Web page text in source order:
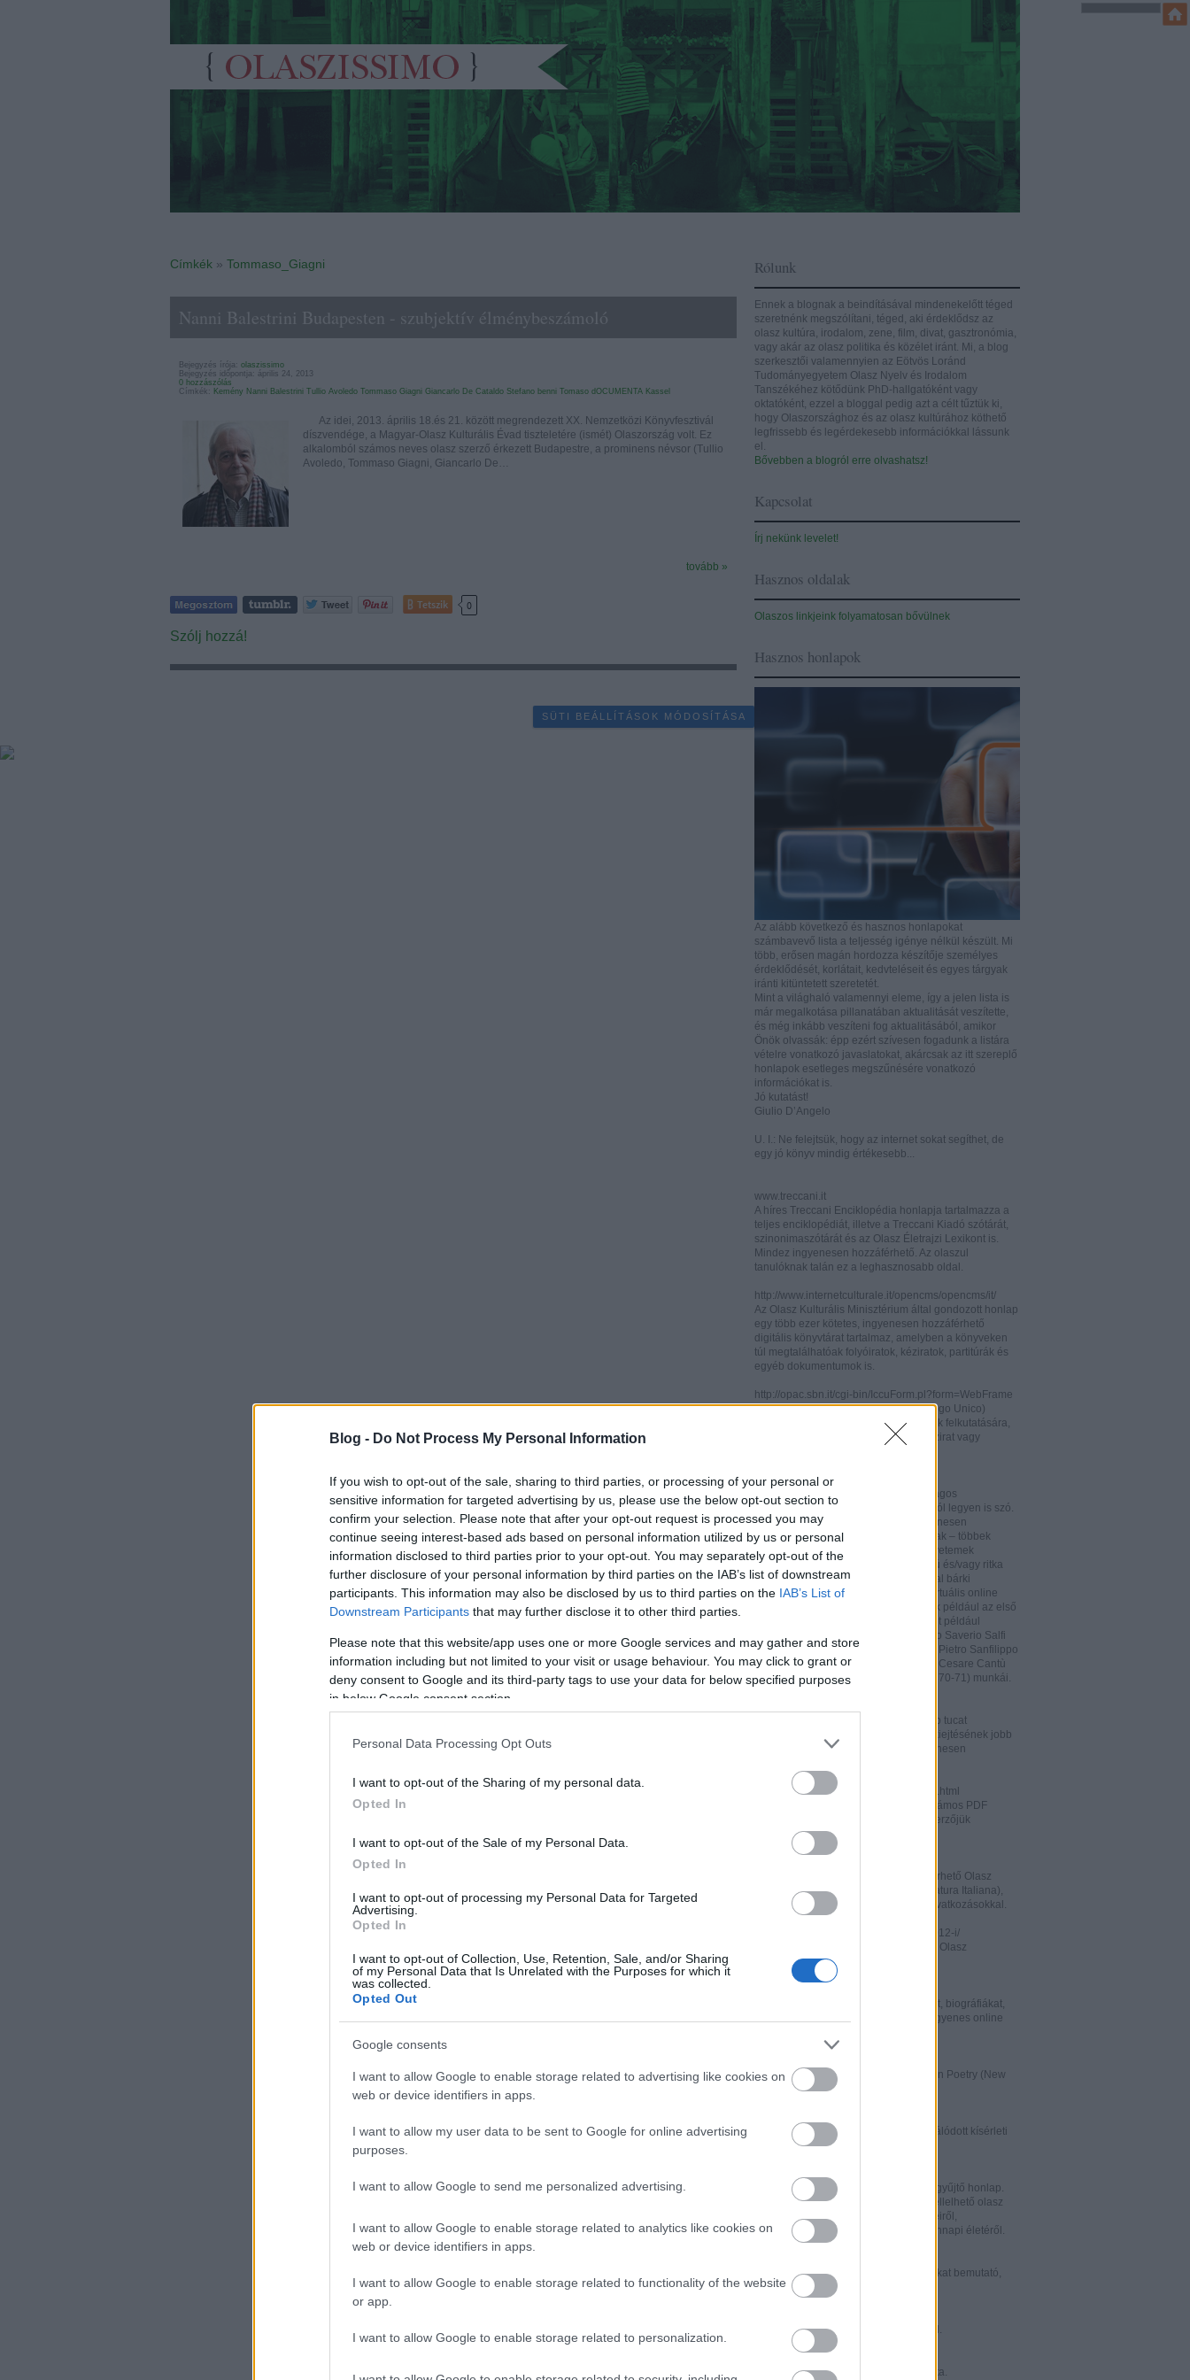
Blog - Do Not Process My Personal Information
If you wish to opt-out of the sale, sharing to third parties, or processing of your personal or
sensitive information for targeted advertising by us, please use the below opt-out section to
confirm your selection. Please note that after your opt-out request is processed you may
continue seeing interest-based ads based on personal information utilized by us or personal
information disclosed to third parties prior to your opt-out. You may separately opt-out of the
further disclosure of your personal information by third parties on the IAB’s list of downstream
participants. This information may also be disclosed by us to third parties on the IAB’s List of
Downstream Participants that may further disclose it to other third parties.
Please note that this website/app uses one or more Google services and may gather and store
information including but not limited to your visit or usage behaviour. You may click to grant or
deny consent to Google and its third-party tags to use your data for below specified purposes
in below Google consent section.
Personal Data Processing Opt Outs
I want to opt-out of the Sharing of my personal data.
Opted In
I want to opt-out of the Sale of my Personal Data.
Opted In
I want to opt-out of processing my Personal Data for Targeted
Advertising.
Opted In
I want to opt-out of Collection, Use, Retention, Sale, and/or Sharing
of my Personal Data that Is Unrelated with the Purposes for which it
was collected.
Opted Out
Google consents
I want to allow Google to enable storage related to advertising like cookies on
web or device identifiers in apps.
I want to allow my user data to be sent to Google for online advertising
purposes.
I want to allow Google to send me personalized advertising.
I want to allow Google to enable storage related to analytics like cookies on
web or device identifiers in apps.
I want to allow Google to enable storage related to functionality of the website
or app.
I want to allow Google to enable storage related to personalization.
Rólunk
Ennek a blognak a beindításával mindenekelőtt téged
szeretnénk megszólítani, téged, aki érdeklődsz az
olasz kultúra, irodalom, zene, film, divat, gasztronómia,
vagy akár az olasz politika és közélet iránt. Mi, a blog
szerkesztői valamennyien az Eötvös Loránd
Tudományegyetem Olasz Nyelv és Irodalom
Tanszékéhez kötődünk PhD-hallgatóként vagy
oktatóként, ezzel a bloggal pedig azt a célt tűztük ki,
hogy Olaszországhoz és az olasz kultúrához köthető
legfrissebb és legérdekesebb információkkal lássunk
el.
Bővebben a blogról erre olvashatsz!
Kapcsolat
Írj nekünk levelet!
Hasznos oldalak
Olaszos linkjeink folyamatosan bővülnek
Hasznos honlapok
Az alább következő és hasznos honlapokat
számbavevő lista a teljesség igénye nélkül készült. Mi
több, erősen magán hordozza készítője személyes
érdeklődését, korlátait, kedvteléseit és egyes tárgyak
iránti kitüntetett szeretetét.
Mint a világhaló valamennyi eleme, így a jelen lista is
már megalkotása pillanatában aktualitását veszítette,
és még inkább veszíteni fog aktualitásából, amikor
Önök olvassák: épp ezért szívesen fogadunk a listára
vételre vonatkozó javaslatokat, akárcsak az itt szereplő
honlapok esetleges megszűnésére vonatkozó
információkat is.
Jó kutatást!
Giulio D’Angelo
U. I.: Ne felejtsük, hogy az internet sokat segíthet, de
egy jó könyv mindig értékesebb...
www.treccani.it
A híres Treccani Enciklopédia honlapja tartalmazza a
teljes enciklopédiát, illetve a Treccani Kiadó szótárát,
szinonimaszótárát és az Olasz Életrajzi Lexikont is.
Mindez ingyenesen hozzáférhető. Az olaszul
tanulóknak talán ez a leghasznosabb oldal.
http://www.internetculturale.it/opencms/opencms/it/
Az Olasz Kulturális Minisztérium által gondozott honlap
egy több ezer kötetes, ingyenesen hozzáférhető
digitális könyvtárat tartalmaz, amelyben a könyveken
túl megtalálhatóak folyóiratok, kéziratok, partitúrák és
egyéb dokumentumok is.
http://opac.sbn.it/cgi-bin/IccuForm.pl?form=WebFrame
Az ICCU (Istituto Centrale per il Catalogo Unico)
keresőrendszere. Hasznos lehet annak felkutatására,
hogy hol lelhető fel egy-egy könyv, kézirat vagy
http://books.google.it/
A könyveknek és folyóiratoknak valóságos
kincseskamrája ez, bármelyik századról legyen is szó.
Ezen az oldalon olvashatóak és ingyenesen
letölthetőek minden nemzetiségű írónak – többek
között olaszoknak is – az amerikai egyetemek
könyvtáraiban digitalizált, első kiadású és/vagy ritka
könyvei. Egy Google vagy Gmail fiókkal bárki
létrehozhatja és megőrizheti a saját virtuális online
könyvtárát. A honlapon megtalálhatóak például az első
olasz irodalomtörténeti munkák is, mint például
Girolamo Tiraboschi (1825), Francesco Saverio Salfi
(1834), Giuseppe Maffei (1852-1853), Pietro Sanfilippo
(1859), Paolo Emiliani-Giudici (1863), Cesare Cantù
(1865) vagy Francesco De Sanctis (1870-71) munkái.
2.495 e-könyv, 6.320 zenei darab, több tucat
hangoskönyv segíthet az olasz nyelv kiejtésének jobb
elsajátításában. Valamennyi file ingyenesen
http://www.letteraturaitaliana.net/index.html
Az előzőhöz nagyon hasonló oldal, számos PDF
formátumú olasz irodalmi művel és szerzőjük
életrajzával gazdagítva.
Antonio Piromalli ingyenesen hozzáférhető Olasz
irodalomtörténet-e (Storia della Letteratura Italiana),
digitális keresőprogrammal és hiperhivatkozásokkal.
http://www3.unibo.it/boll900/numeri/2012-i/
«Bollettino '900». A Bolognai Egyetem Olasz
Tanszékének online folyóirata.
Régi és kortárs olasz irodalmi műveket, biográfiákat,
szerzőket és recenziókat bemutató, ingyenes online
Gradiva - International Journal of Italian Poetry (New
York - Roma)
Az iskolai irodalomoktatásra specializálódott kísérleti
folyóirat.
A világ italianisztikai folyóiratait egybegyűjtő honlap.
Számos információt kínál a világban fellelhető olasz
tanszékek folyóiratairól, kiadott könyveiről,
publikációiról, ösztöndíjairól és mindennapi életéről.
Régi és ritka történelmi dokumentumokat bemutató,
érdekes és könnyen átlátható honlap.
Irodalmi és egyéb témákat kínáló oldal.
A rangos olasz folyóirat online változata.
Címkék » Tommaso_Giagni
Nanni Balestrini Budapesten - szubjektív élménybeszámoló
Bejegyzés írója: olaszissimo
Bejegyzés időpontja: április 24, 2013
0 hozzászólás
Címkék: Kemény Nanni Balestrini Tullio Avoledo Tommaso Giagni Giancarlo De Cataldo Stefano benni Tomaso dOCUMENTA Kassel
Az idei, 2013. április 18.és 21. között megrendezett XX. Nemzetközi Könyvfesztivál
díszvendége, a Magyar-Olasz Kulturális Évad tiszteletére (ismét) Olaszország volt. Ez
alkalomból számos neves olasz szerző érkezett Budapestre, a prominens névsor (Tullio
Avoledo, Tommaso Giagni, Giancarlo De…
tovább »
Tetszik 0
Szólj hozzá!
SÜTI BEÁLLÍTÁSOK MÓDOSÍTÁSA